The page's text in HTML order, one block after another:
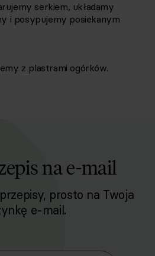
serkiem, układamy
i posypujemy posiekanym
z plastrami ogórków.
na e-mail
prosto na Twoja
e-mail.
Newslettera